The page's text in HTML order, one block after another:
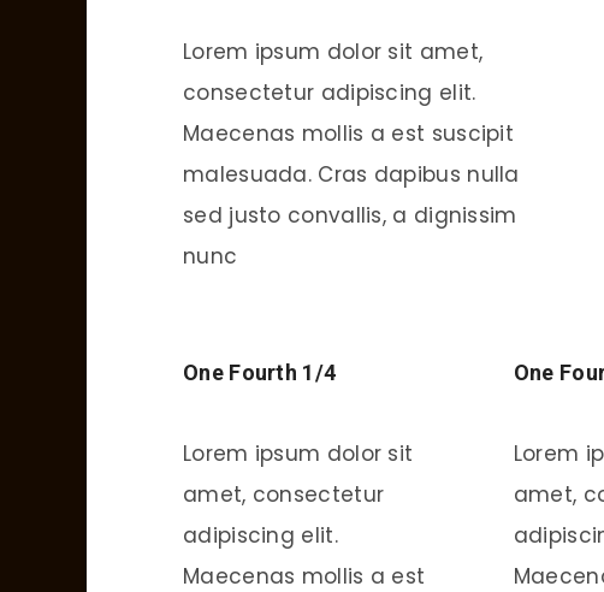
Lorem ipsum dolor sit amet,
consectetur adipiscing elit.
Maecenas mollis a est suscipit
malesuada. Cras dapibus nulla
sed justo convallis, a dignissim
nunc
One Fourth 1/4
Lorem ipsum dolor sit
amet, consectetur
adipiscing elit.
Maecenas mollis a est
One
Lorem
amet,